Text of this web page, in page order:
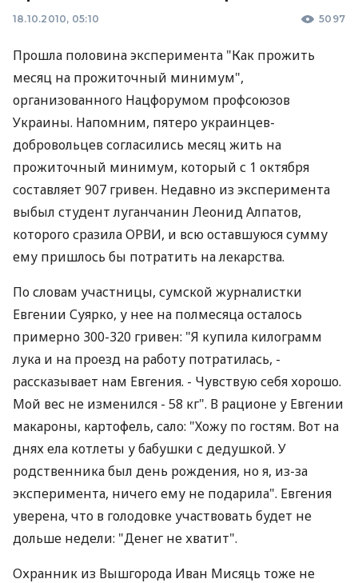
18.10.2010, 05:10 5097
Прошла половина эксперимента "Как прожить
месяц на прожиточный минимум",
организованного Нацфорумом профсоюзов
Украины. Напомним, пятеро украинцев-
добровольцев согласились месяц жить на
прожиточный минимум, который с 1 октября
составляет 907 гривен. Недавно из эксперимента
выбыл студент луганчанин Леонид Алпатов,
которого сразила ОРВИ, и всю оставшуюся сумму
ему пришлось бы потратить на лекарства.
По словам участницы, сумской журналистки
Евгении Суярко, у нее на полмесяца осталось
примерно 300-320 гривен: "Я купила килограмм
лука и на проезд на работу потратилась, -
рассказывает нам Евгения. - Чувствую себя хорошо.
Мой вес не изменился - 58 кг". В рационе у Евгении
макароны, картофель, сало: "Хожу по гостям. Вот на
днях ела котлеты у бабушки с дедушкой. У
родственника был день рождения, но я, из-за
эксперимента, ничего ему не подарила". Евгения
уверена, что в голодовке участвовать будет не
дольше недели: "Денег не хватит".
Охранник из Вышгорода Иван Мисяць тоже не